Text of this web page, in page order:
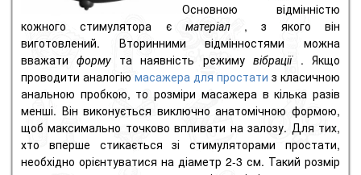
Основною відмінністю
кожного стимулятора є матеріал, з якого він
виготовлений. Вторинними відмінностями можна
вважатиформута наявність режимувібрації. Якщо
проводити аналогію масажера для простати з класичною
анальною пробкою, то розміри масажера в кілька разів
менші. Він виконується виключно анатомічною формою,
щоб максимально точково впливати на залозу. Для тих,
хто вперше стикається зі стимуляторами простати,
необхідно орієнтуватися на діаметр 2-3 см. Такий розмір